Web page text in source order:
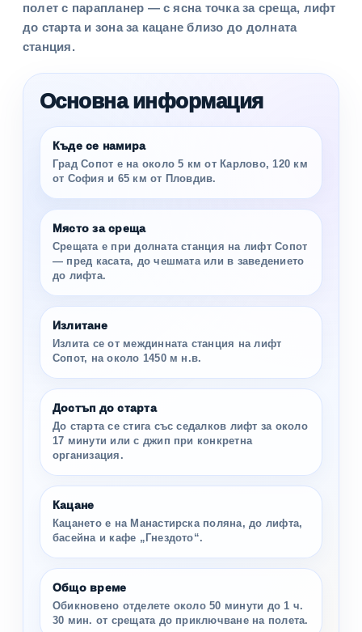
полет с парапланер — с ясна точка за среща, лифт
до старта и зона за кацане близо до долната
станция.
Основна информация
Къде се намира
Град Сопот е на около 5 км от Карлово, 120 км
от София и 65 км от Пловдив.
Място за среща
Срещата е при долната станция на лифт Сопот
— пред касата, до чешмата или в заведението
до лифта.
Излитане
Излита се от междинната станция на лифт
Сопот, на около 1450 м н.в.
Достъп до старта
До старта се стига със седалков лифт за около
17 минути или с джип при конкретна
организация.
Кацане
Кацането е на Манастирска поляна, до лифта,
басейна и кафе „Гнездото“.
Общо време
Обикновено отделете около 50 минути до 1 ч.
30 мин. от срещата до приключване на полета.